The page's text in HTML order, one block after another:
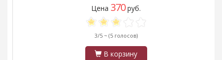
Цена 370руб.
3/5 ~ (5 голосов)
В корзину